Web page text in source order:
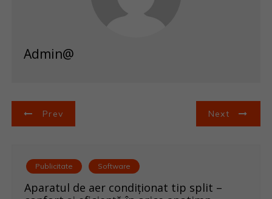
Admin@
N
Prev Next
Publicitate Software
Aparatul de aer condiționat tip split –